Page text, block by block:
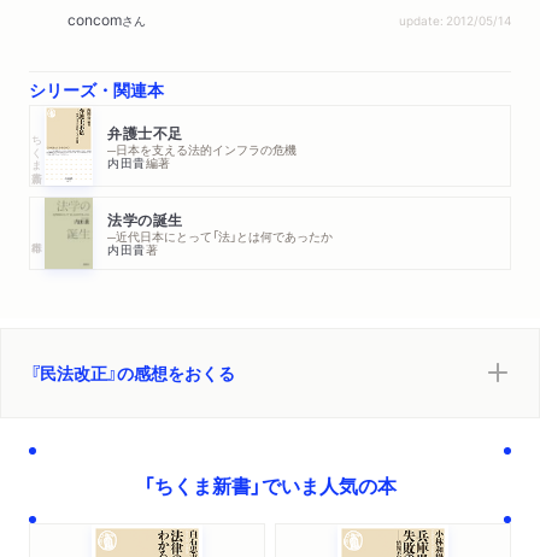
concomさん update: 2012/05/14
シリーズ・関連本
ちくま新書 弁護士不足
─日本を支える法的インフラの危機
内田貴編著
法学の誕生
─近代日本にとって「法」とは何であったか
内田貴著
『民法改正』の感想をおくる
「ちくま新書」でいま人気の本